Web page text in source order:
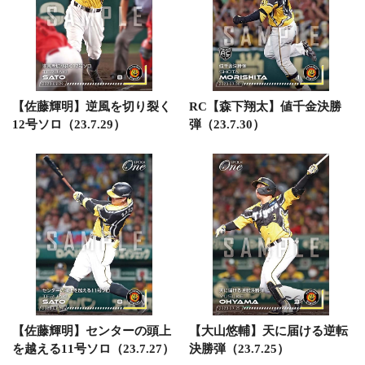
【佐藤輝明】逆風を切り裂く
12号ソロ（23.7.29）
RC【森下翔太】値千金決勝
弾（23.7.30）
【佐藤輝明】センターの頭上
を越える11号ソロ（23.7.27）
【大山悠輔】天に届ける逆転
決勝弾（23.7.25）